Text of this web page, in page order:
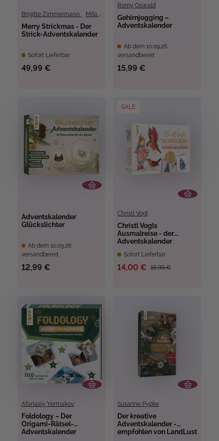
Brigitte Zimmermann , Mila Dierksen
Merry Strickmas - Der
Strick-Adventskalender
Sofort Lieferbar
49,99 €
Romy Oswald
Gehirnjogging –
Adventskalender
Ab dem 10.09.26
versandbereit
15,99 €
Adventskalender
Glückslichter
Ab dem 10.09.26
versandbereit
12,99 €
SALE
Christl Vogl
Christl Vogls
Ausmalreise - der
Adventskalender
Sofort Lieferbar
16,99 €
14,00 €
Afanasiy Yermakov
Foldology – Der
Origami-Rätsel-
Adventskalender
Susanne Pypke
Der kreative
Adventskalender -
empfohlen von LandLust